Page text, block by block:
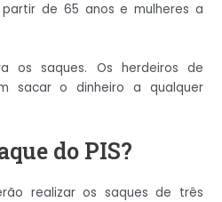
de 65 anos e mulheres a
os saques. Os herdeiros de
sacar o dinheiro a qualquer
do PIS?
realizar os saques de três